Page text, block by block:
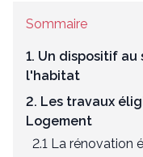
Sommaire
1. Un dispositif
l'habitat
2. Les travaux
Logement
2.1 La rénovation